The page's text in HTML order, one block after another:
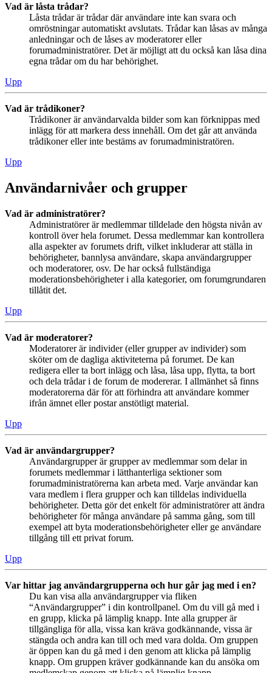
Vad är låsta trådar?
Låsta trådar är trådar där användare inte kan svara och
omröstningar automatiskt avslutats. Trådar kan låsas av många
anledningar och de låses av moderatorer eller
forumadministratörer. Det är möjligt att du också kan låsa dina
egna trådar om du har behörighet.
Upp
Vad är trådikoner?
Trådikoner är användarvalda bilder som kan förknippas med
inlägg för att markera dess innehåll. Om det går att använda
trådikoner eller inte bestäms av forumadministratören.
Upp
Användarnivåer och grupper
Vad är administratörer?
Administratörer är medlemmar tilldelade den högsta nivån av
kontroll över hela forumet. Dessa medlemmar kan kontrollera
alla aspekter av forumets drift, vilket inkluderar att ställa in
behörigheter, bannlysa användare, skapa användargrupper
och moderatorer, osv. De har också fullständiga
moderationsbehörigheter i alla kategorier, om forumgrundaren
tillåtit det.
Upp
Vad är moderatorer?
Moderatorer är individer (eller grupper av individer) som
sköter om de dagliga aktiviteterna på forumet. De kan
redigera eller ta bort inlägg och låsa, låsa upp, flytta, ta bort
och dela trådar i de forum de modererar. I allmänhet så finns
moderatorerna där för att förhindra att användare kommer
ifrån ämnet eller postar anstötligt material.
Upp
Vad är användargrupper?
Användargrupper är grupper av medlemmar som delar in
forumets medlemmar i lätthanterliga sektioner som
forumadministratörerna kan arbeta med. Varje användar kan
vara medlem i flera grupper och kan tilldelas individuella
behörigheter. Detta gör det enkelt för administratörer att ändra
behörigheter för många användare på samma gång, som till
exempel att byta moderationsbehörigheter eller ge användare
tillgång till ett privat forum.
Upp
Var hittar jag användargrupperna och hur går jag med i en?
Du kan visa alla användargrupper via fliken
“Användargrupper” i din kontrollpanel. Om du vill gå med i
en grupp, klicka på lämplig knapp. Inte alla grupper är
tillgängliga för alla, vissa kan kräva godkännande, vissa är
stängda och andra kan till och med vara dolda. Om gruppen
är öppen kan du gå med i den genom att klicka på lämplig
knapp. Om gruppen kräver godkännande kan du ansöka om